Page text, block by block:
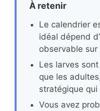
À retenir
Le calendrier
idéal dépend
observable sur
Les larves
que les
stratégique
Vous avez